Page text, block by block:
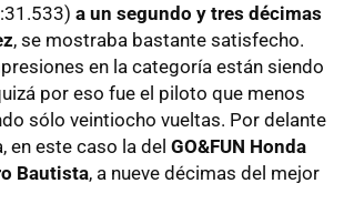
a un segundo y tres décimas
, se mostraba bastante satisfecho.
en la categoría están siendo
por eso fue el piloto que menos
sólo veintiocho vueltas. Por delante
en este caso la del GO&FUN Honda
Bautista, a nueve décimas del mejor